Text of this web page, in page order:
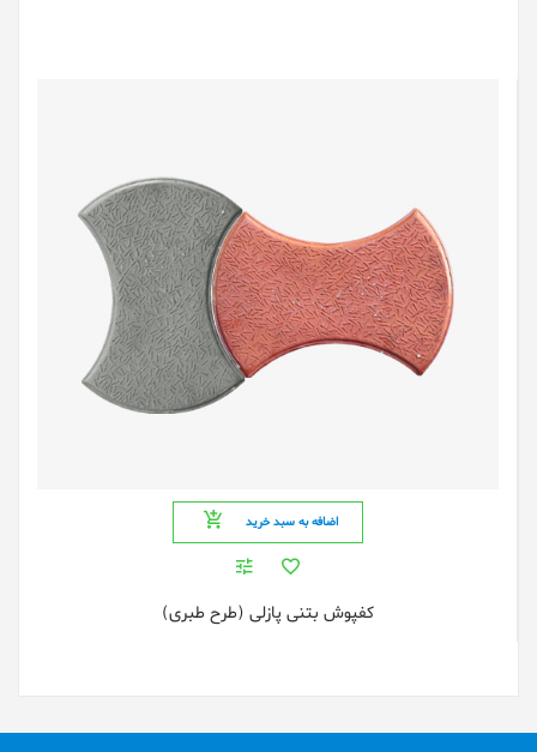
اضافه به سبد خرید
کفپوش بتنی پازلی (طرح طبری)